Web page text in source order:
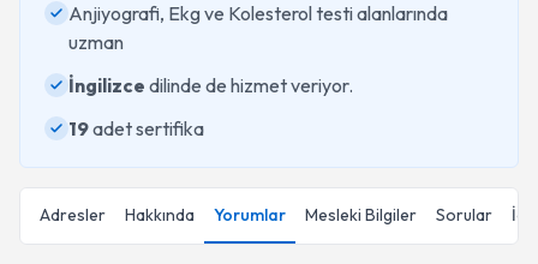
Anjiyografi, Ekg ve Kolesterol testi alanlarında
uzman
İngilizce dilinde de hizmet veriyor.
19adet sertifika
Adresler Hakkında Yorumlar Mesleki Bilgiler Sorular